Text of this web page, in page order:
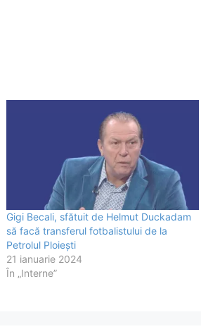
Gigi Becali, sfătuit de Helmut Duckadam
să facă transferul fotbalistului de la
Petrolul Ploiești
21 ianuarie 2024
În „Interne”